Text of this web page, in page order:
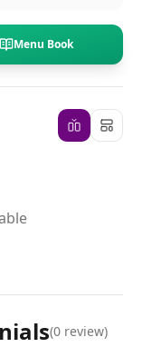
Menu Book
(0 review)